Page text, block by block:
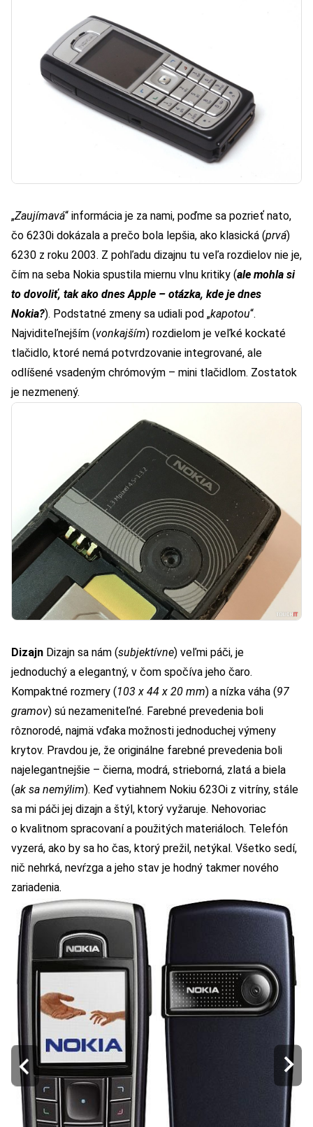
„Zaujímavá“ informácia je za nami, poďme sa pozrieť nato,
čo 6230i dokázala a prečo bola lepšia, ako klasická (prvá)
6230 z roku 2003. Z pohľadu dizajnu tu veľa rozdielov nie je,
čím na seba Nokia spustila miernu vlnu kritiky (ale mohla si
to dovoliť, tak ako dnes Apple – otázka, kde je dnes
Nokia?). Podstatné zmeny sa udiali pod „kapotou“.
Najviditeľnejším (vonkajším) rozdielom je veľké kockaté
tlačidlo, ktoré nemá potvrdzovanie integrované, ale
odlíšené vsadeným chrómovým – mini tlačidlom. Zostatok
je nezmenený.
Dizajn Dizajn sa nám (subjektívne) veľmi páči, je
jednoduchý a elegantný, v čom spočíva jeho čaro.
Kompaktné rozmery (103 x 44 x 20 mm) a nízka váha (97
gramov) sú nezameniteľné. Farebné prevedenia boli
rôznorodé, najmä vďaka možnosti jednoduchej výmeny
krytov. Pravdou je, že originálne farebné prevedenia boli
najelegantnejšie – čierna, modrá, strieborná, zlatá a biela
(ak sa nemýlim). Keď vytiahnem Nokiu 623Oi z vitríny, stále
sa mi páči jej dizajn a štýl, ktorý vyžaruje. Nehovoriac
o kvalitnom spracovaní a použitých materiáloch. Telefón
vyzerá, ako by sa ho čas, ktorý prežil, netýkal. Všetko sedí,
nič nehrká, nevŕzga a jeho stav je hodný takmer nového
zariadenia.